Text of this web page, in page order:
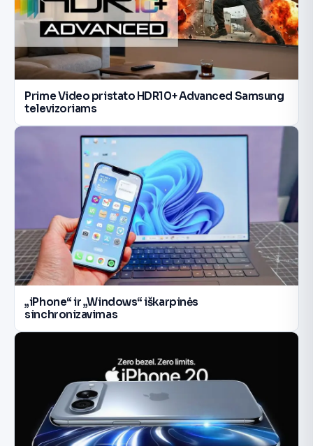
Prime Video pristato HDR10+ Advanced Samsung
televizoriams
„iPhone“ ir „Windows“ iškarpinės
sinchronizavimas